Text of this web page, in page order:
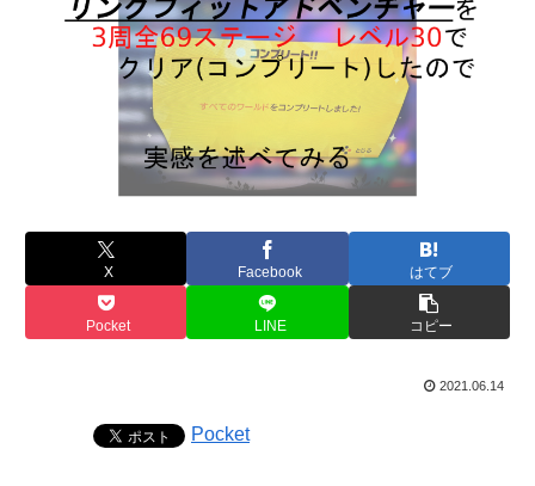
X Facebook はてブ
Pocket LINE コピー
2021.06.14
Pocket